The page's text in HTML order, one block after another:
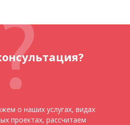
о наших услугах, видах
проектах, рассчитаем